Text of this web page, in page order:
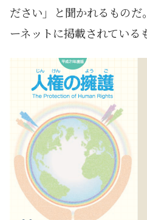
ださい」と聞かれるものだ
ーネットに掲載されている